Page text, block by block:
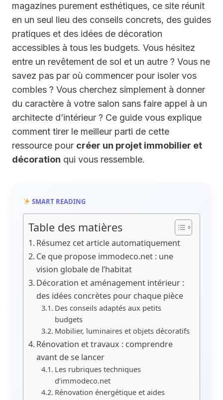
magazines purement esthétiques, ce site réunit
en un seul lieu des conseils concrets, des guides
pratiques et des idées de décoration
accessibles à tous les budgets. Vous hésitez
entre un revêtement de sol et un autre ? Vous ne
savez pas par où commencer pour isoler vos
combles ? Vous cherchez simplement à donner
du caractère à votre salon sans faire appel à un
architecte d’intérieur ? Ce guide vous explique
comment tirer le meilleur parti de cette
ressource pour créer un projet immobilier et
décoration qui vous ressemble.
SMART READING
Table des matières
Résumez cet article automatiquement
Ce que propose immodeco.net : une
vision globale de l’habitat
Décoration et aménagement intérieur :
des idées concrètes pour chaque pièce
Des conseils adaptés aux petits
budgets
Mobilier, luminaires et objets décoratifs
Rénovation et travaux : comprendre
avant de se lancer
Les rubriques techniques
d’immodeco.net
Rénovation énergétique et aides